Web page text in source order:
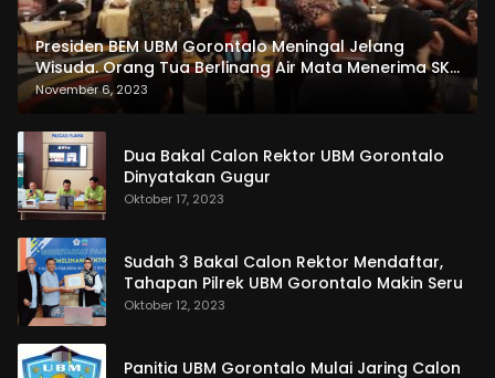
Presiden BEM UBM Gorontalo Meningal Jelang
Wisuda. Orang Tua Berlinang Air Mata Menerima SKL
dan Pemasangan Salempang
November 6, 2023
Dua Bakal Calon Rektor UBM Gorontalo
Dinyatakan Gugur
Oktober 17, 2023
Sudah 3 Bakal Calon Rektor Mendaftar,
Tahapan Pilrek UBM Gorontalo Makin Seru
Oktober 12, 2023
Panitia UBM Gorontalo Mulai Jaring Calon